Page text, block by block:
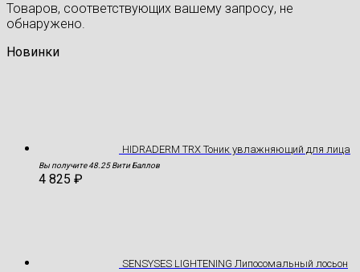
Товаров, соответствующих вашему запросу, не
обнаружено.
Новинки
HIDRADERM TRX Тоник увлажняющий для лица
Вы получите 48.25 Вити Баллов
4 825 ₽
SENSYSES LIGHTENING Липосомальный лосьон